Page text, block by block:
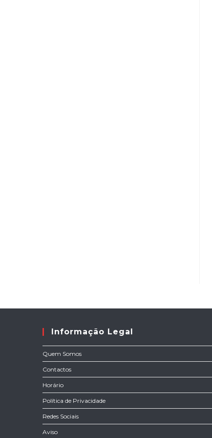
Informação Legal
Quem Somos
Contactos
Horário
Política de Privacidade
Redes Sociais
Aviso